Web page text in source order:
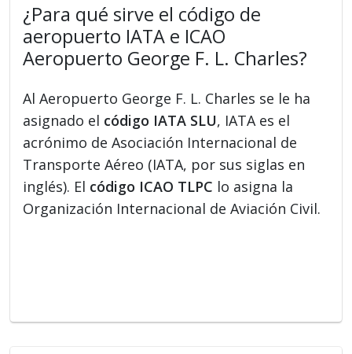
¿Para qué sirve el código de
aeropuerto IATA e ICAO
Aeropuerto George F. L. Charles?
Al Aeropuerto George F. L. Charles se le ha
asignado el código IATA SLU, IATA es el
acrónimo de Asociación Internacional de
Transporte Aéreo (IATA, por sus siglas en
inglés). El código ICAO TLPC lo asigna la
Organización Internacional de Aviación Civil.